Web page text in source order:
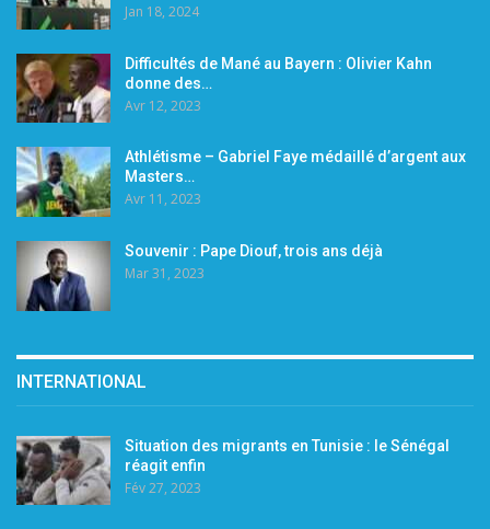
Jan 18, 2024
Difficultés de Mané au Bayern : Olivier Kahn
donne des…
Avr 12, 2023
Athlétisme – Gabriel Faye médaillé d’argent aux
Masters…
Avr 11, 2023
Souvenir : Pape Diouf, trois ans déjà
Mar 31, 2023
INTERNATIONAL
Situation des migrants en Tunisie : le Sénégal
réagit enfin
Fév 27, 2023